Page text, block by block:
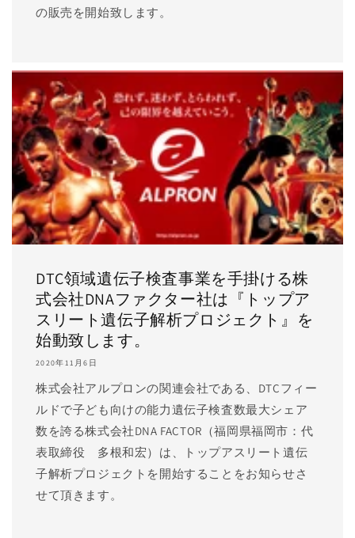
の販売を開始致します。
DTC領域遺伝子検査事業を手掛ける株
式会社DNAファクター社は『トップア
スリート遺伝子解析プロジェクト』を
始動致します。
2020年11月6日
株式会社アルプロンの関連会社である、DTCフィー
ルドで子ども向けの能力遺伝子検査数最大シェア
数を誇る株式会社DNA FACTOR（福岡県福岡市：代
表取締役 多根和宏）は、トップアスリート遺伝
子解析プロジェクトを開始することをお知らせさ
せて頂きます。